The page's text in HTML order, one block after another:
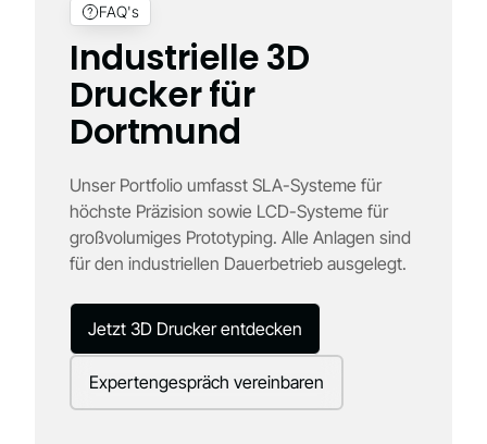
FAQ's
Industrielle 3D
Drucker für
Dortmund
Unser Portfolio umfasst SLA-Systeme für
höchste Präzision sowie LCD-Systeme für
großvolumiges Prototyping. Alle Anlagen sind
für den industriellen Dauerbetrieb ausgelegt.
Jetzt 3D Drucker entdecken
Expertengespräch vereinbaren